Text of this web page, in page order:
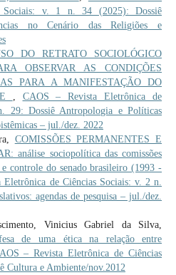
Sociais: v. 1 n. 34 (2025): Dossiê
no Cenário das Religiões e
DO RETRATO SOCIOLÓGICO
OBSERVAR AS CONDIÇÕES
PARA A MANIFESTAÇÃO DO
CAOS – Revista Eletrônica de
29: Dossiê Antropologia e Políticas
– jul./dez. 2022
COMISSÕES PERMANENTES E
análise sociopolítica das comissões
e controle do senado brasileiro (1993 -
Eletrônica de Ciências Sociais: v. 2 n.
agendas de pesquisa – jul./dez.
Vinicius Gabriel da Silva,
de uma ética na relação entre
– Revista Eletrônica de Ciências
Cultura e Ambiente/nov.2012